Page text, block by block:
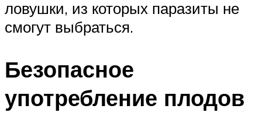
ловушки, из которых паразиты не
смогут выбраться.
Безопасное
употребление плодов